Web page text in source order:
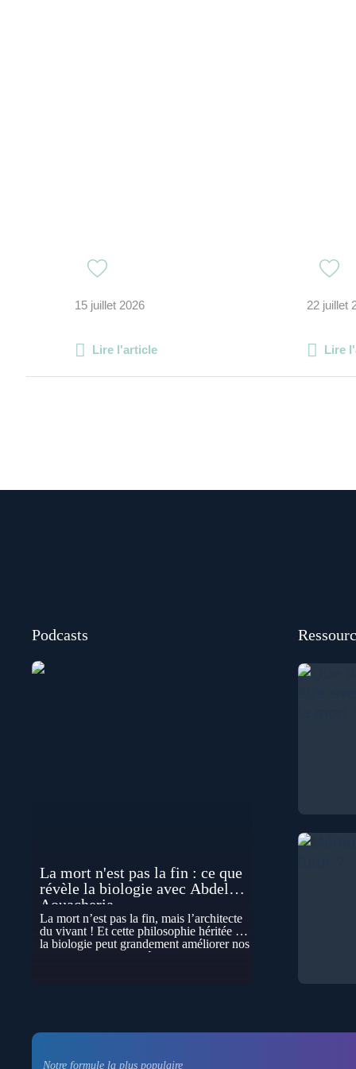
15 juillet 2026
Lire l'article
22 juillet
Lire
Podcasts
La mort n'est pas la fin : ce que
révèle la biologie avec Abdel
Aouacheria
La mort n’est pas la fin, mais l’architecte
du vivant ! Et cette philosophie héritée de
la biologie peut grandement améliorer nos
vies… Cela peut paraître contre-intuitif, et
grâce à des milliers de morts cellulaires
cerveau : ces effacements nécessaires
Notre formule la plus populaire